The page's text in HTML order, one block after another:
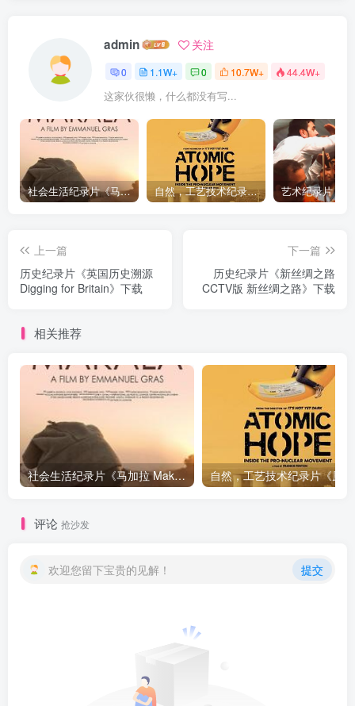
admin 关注
0 1.1W+ 0 10.7W+ 44.4W+
这家伙很懒，什么都没有写...
社会生活纪录片《马加拉 Makala》下载 自然，工艺技术纪录片《原子能的希望 Atomic Hope – Inside the Pro-Nuclear Movement》下载
上一篇
历史纪录片《英国历史溯源
Digging for Britain》下载
下一篇
历史纪录片《新丝绸之路
CCTV版 新丝绸之路》下载
相关推荐
社会生活纪录片《马加拉 Makala》下载
评论 抢沙发
欢迎您留下宝贵的见解！ 提交